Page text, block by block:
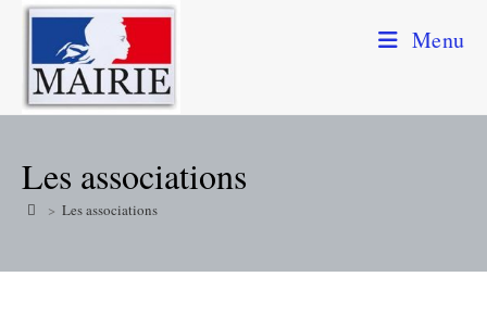
Menu
Les associations
> Les associations